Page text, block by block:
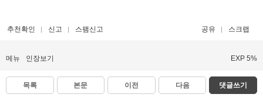
추천확인 신고 스팸신고 공유 스크랩
메뉴 인장보기 EXP 5%
목록 본문 이전 다음 댓글쓰기